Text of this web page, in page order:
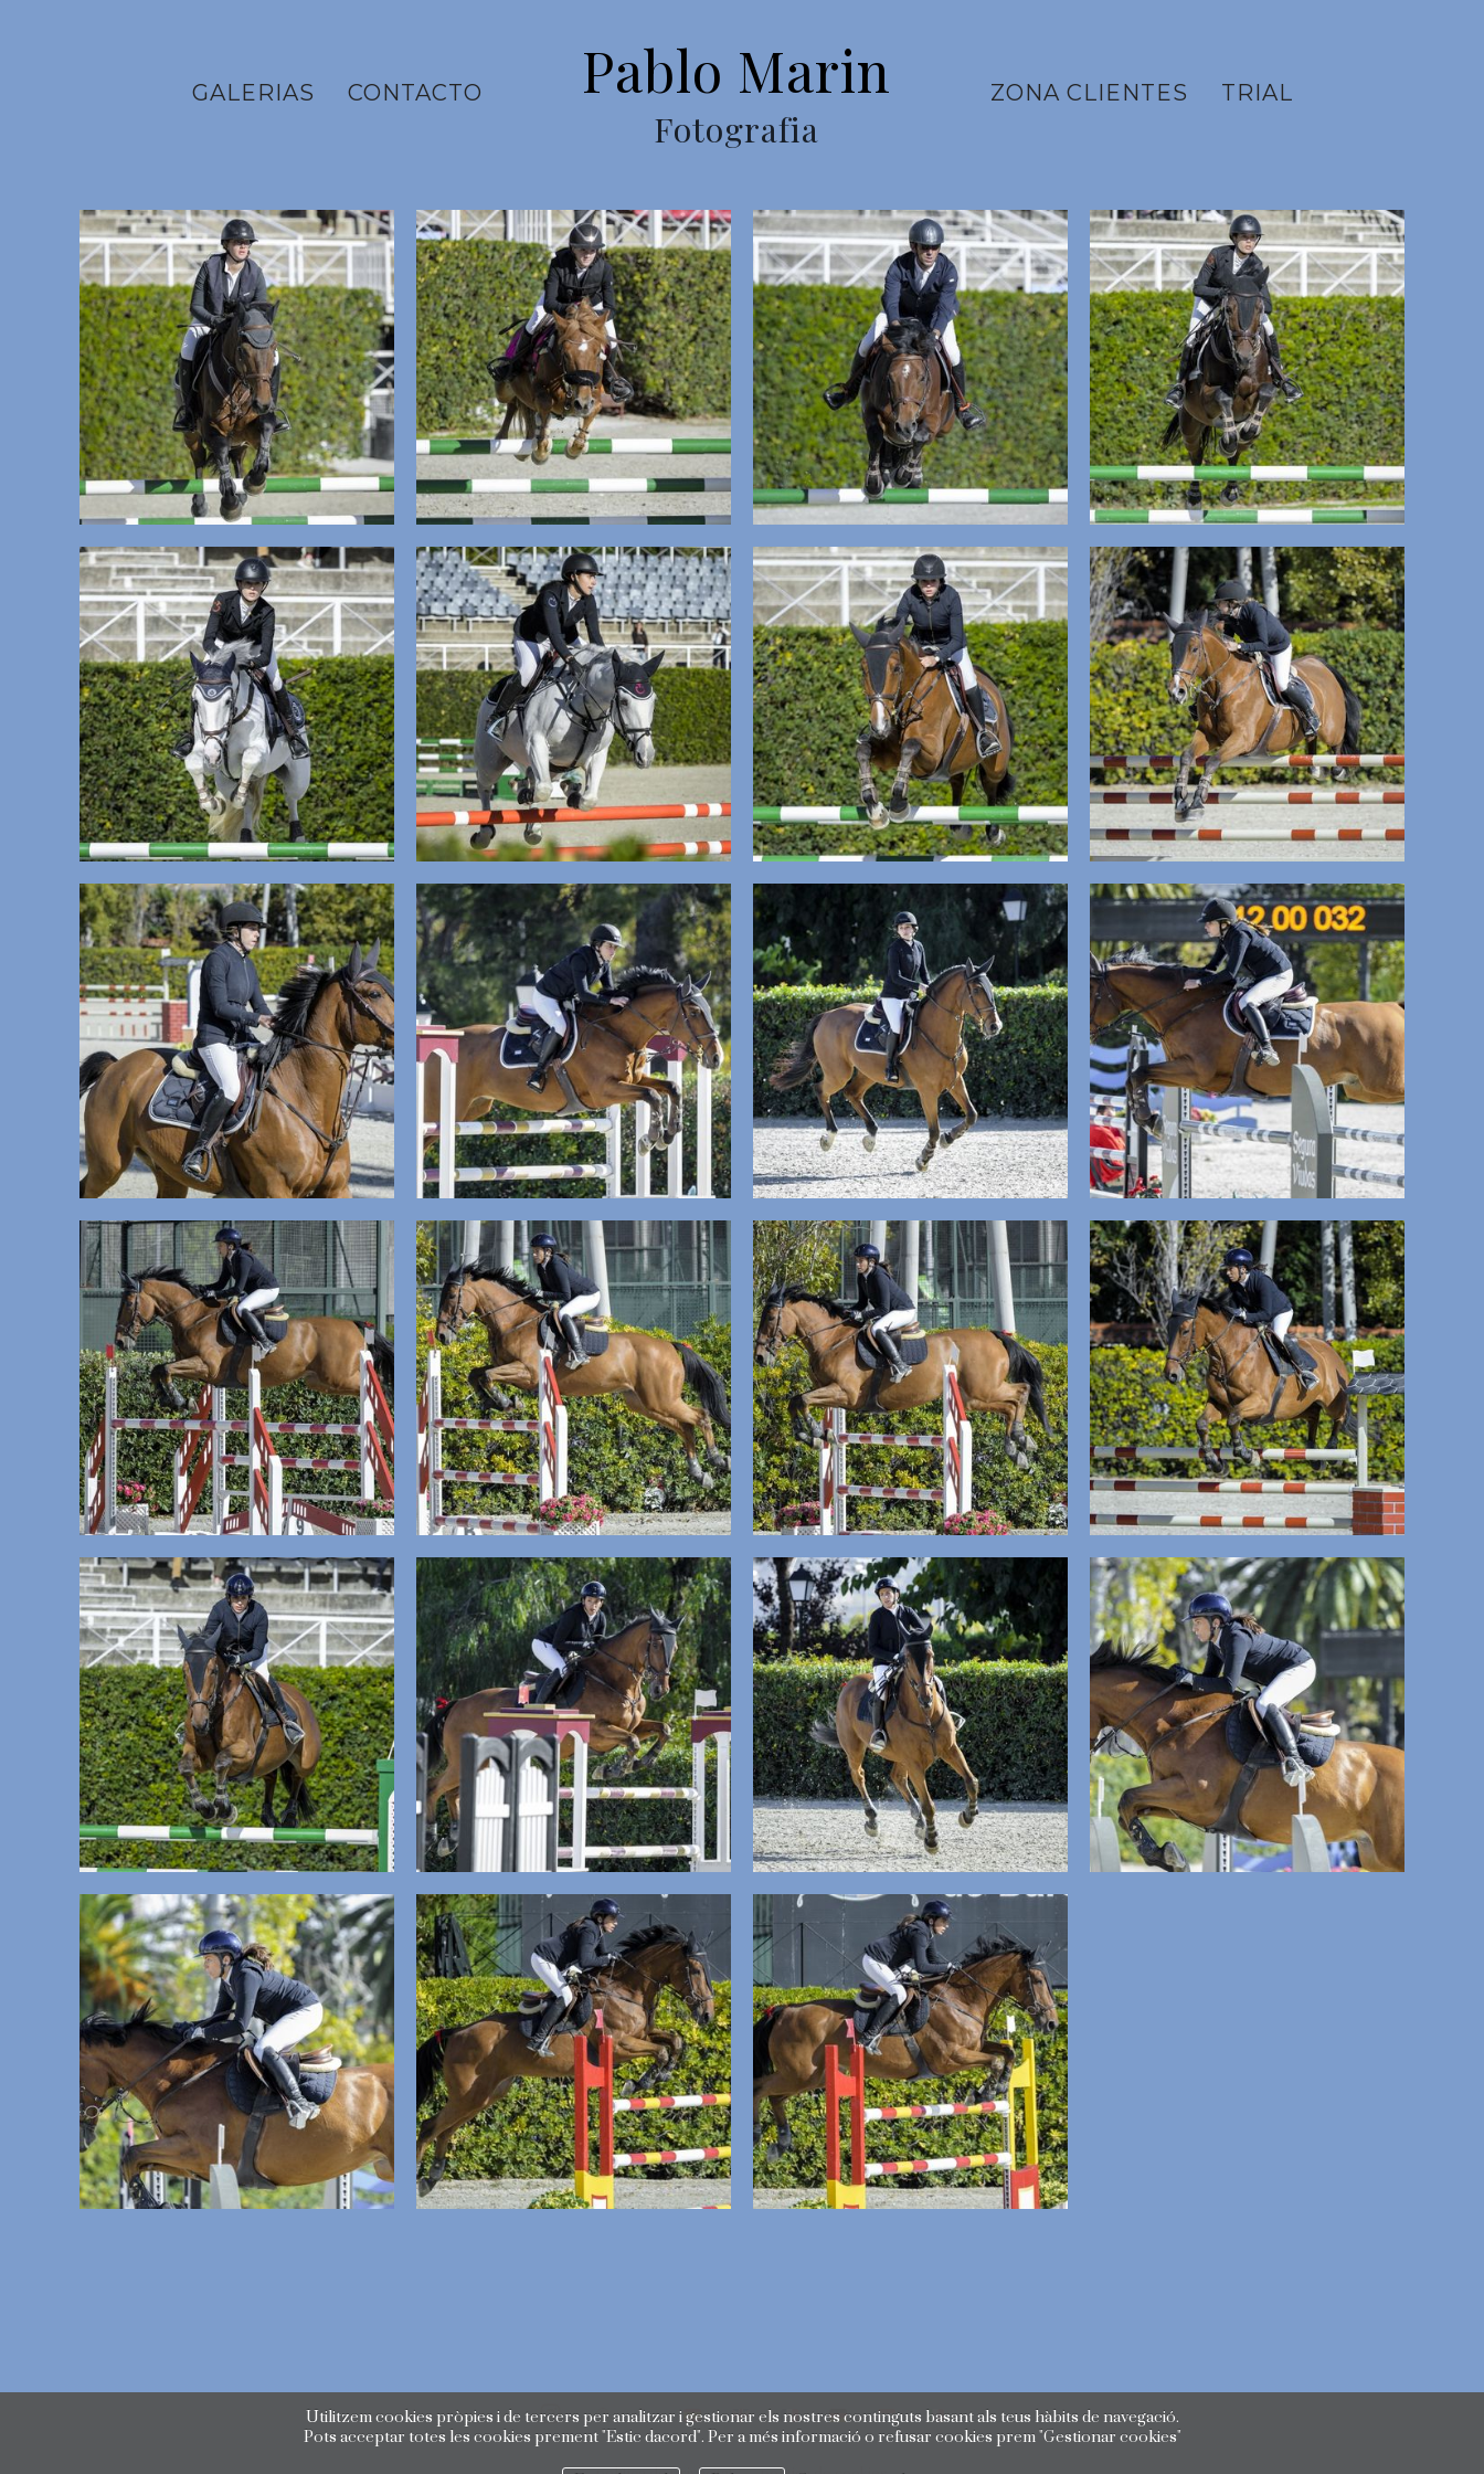
GALERIAS CONTACTO Pablo Marin
Fotografia
ZONA CLIENTES TRIAL
Utilitzem cookies pròpies i de tercers per analitzar i gestionar els nostres continguts basant als teus hàbits de navegació.
Pots acceptar totes les cookies prement "Estic dacord". Per a més informació o refusar cookies prem "Gestionar cookies"